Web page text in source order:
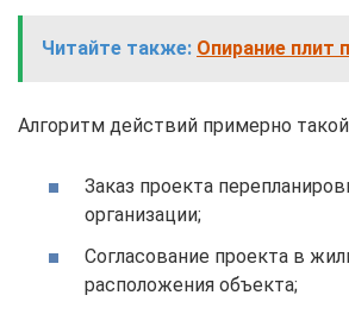
Читайте также: Опирание плит
Алгоритм действий примерно
Заказ проекта
организации;
Согласование проекта в
расположения объекта;